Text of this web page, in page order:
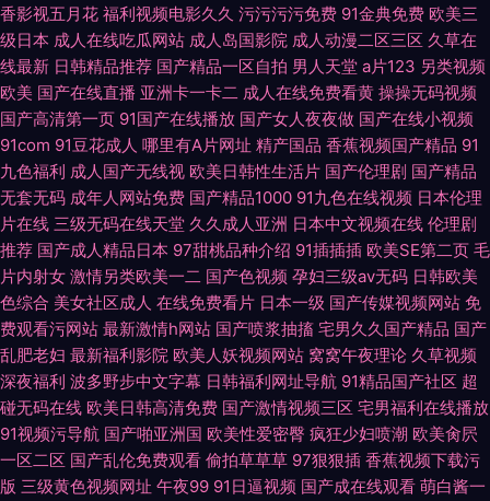
香影视五月花 福利视频电影久久 污污污污免费 91金典免费 欧美三
级日本 成人在线吃瓜网站 成人岛国影院 成人动漫二区三区 久草在
线最新 日韩精品推荐 国产精品一区自拍 男人天堂 a片123 另类视频
欧美 国产在线直播 亚洲卡一卡二 成人在线免费看黄 操操无码视频
国产高清第一页 91国产在线播放 国产女人夜夜做 国产在线小视频
91com 91豆花成人 哪里有A片网址 精产国品 香蕉视频国产精品 91
九色福利 成人国产无线视 欧美日韩性生活片 国产伦理剧 国产精品
无套无码 成年人网站免费 国产精品1000 91九色在线视频 日本伦理
片在线 三级无码在线天堂 久久成人亚洲 日本中文视频在线 伦理剧
推荐 国产成人精品日本 97甜桃品种介绍 91插插插 欧美SE第二页 毛
片内射女 激情另类欧美一二 国产色视频 孕妇三级av无码 日韩欧美
色综合 美女社区成人 在线免费看片 日本一级 国产传媒视频网站 免
费观看污网站 最新激情h网站 国产喷浆抽搐 宅男久久国产精品 国产
乱肥老妇 最新福利影院 欧美人妖视频网站 窝窝午夜理论 久草视频
深夜福利 波多野步中文字幕 日韩福利网址导航 91精品国产社区 超
碰无码在线 欧美日韩高清免费 国产激情视频三区 宅男福利在线播放
91视频污导航 国产啪亚洲国 欧美性爱密臀 疯狂少妇喷潮 欧美肏屄
一区二区 国产乱伦免费观看 偷拍草草草 97狠狠插 香蕉视频下载污
版 三级黄色视频网址 午夜99 91日逼视频 国产成在线观看 萌白酱一